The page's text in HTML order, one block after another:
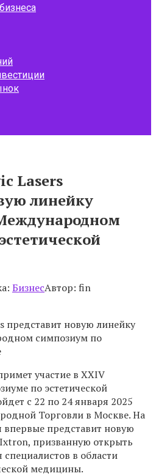
Lasers
линейку
БизнесАвтор: fin
участие в XXIV
по эстетической
с 22 по 24 января 2025
Торговли в Москве. На
представит новую
призванную открыть
в области
медицины.